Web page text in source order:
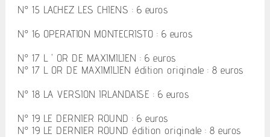
N° 15 LACHEZ LES CHIENS : 6 euros
N° 16 OPERATION MONTECRISTO : 6 euros
N° 17 L ' OR DE MAXIMILIEN : 6 euros
N° 17 L OR DE MAXIMILIEN édition originale : 8 euros
N° 18 LA VERSION IRLANDAISE : 6 euros
N° 19 LE DERNIER ROUND : 6 euros
N° 19 LE DERNIER ROUND édition originale : 8 euros